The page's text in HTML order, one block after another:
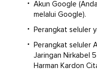
mematuhi undang-
10 menit tanpa
diaktifkan kembali
Ethernet.
Akun Google
melalui Google).
Perangkat seluler
Perangkat seluler
Jaringan Nirkabel
Harman Kardon